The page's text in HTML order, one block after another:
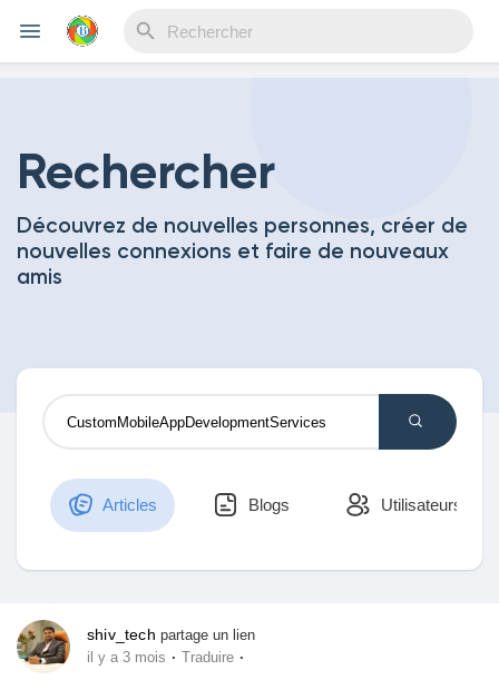
Découvrir Evènements
Découvrir Blogs
Mes Articles
Rechercher
Découvrez de nouvelles personnes, créer de
nouvelles connexions et faire de nouveaux
amis
Articles Blogs Utilisateurs
shiv_tech partage un lien
il y a 3 mois · Traduire ·